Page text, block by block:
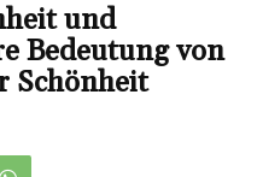
und
Bedeutung von
Schönheit